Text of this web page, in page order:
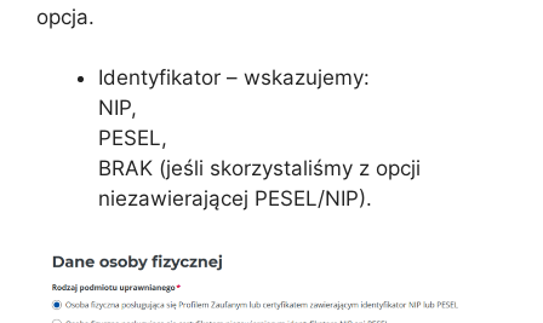
opcja.
Identyfikator – wskazujemy:
NIP,
PESEL,
BRAK (jeśli skorzystaliśmy z opcji
niezawierającej PESEL/NIP).